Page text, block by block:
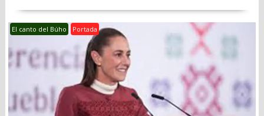
El canto del Búho Portada